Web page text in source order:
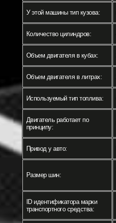
У этой машины тип кузова:
Количество цилиндров:
Объем двигателя в кубах:
Объем двигателя в литрах:
Используемый тип топлива:
Двигатель работает по
принципу:
Привод у авто:
Размер шин:
ID идентификатора марки
транспортного средства: